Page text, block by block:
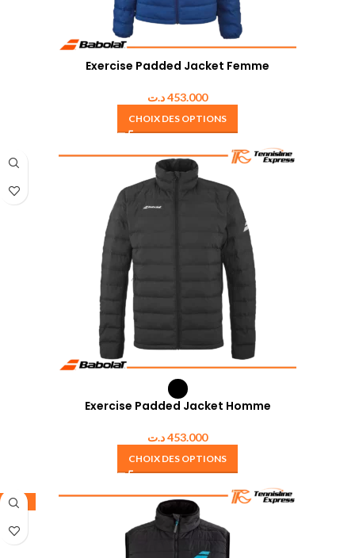
Exercise Padded Jacket Femme
453.000د.ت
CHOIX DES OPTIONS
Exercise Padded Jacket Homme
453.000د.ت
CHOIX DES OPTIONS
-25%